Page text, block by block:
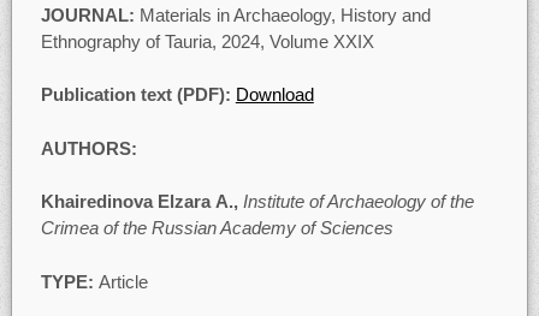
JOURNAL: Materials in Archaeology, History and
Ethnography of Tauria, 2024, Volume XXIХ
Publication text (PDF): Download
AUTHORS:
Khairedinova Elzara А., Institute of Archaeology of the
Crimea of the Russian Academy of Sciences
TYPE: Article